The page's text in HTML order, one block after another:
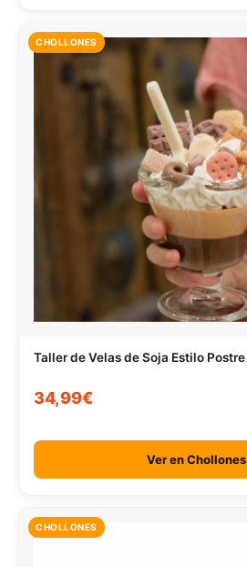
CHOLLONES
Taller de Velas de Soja Estilo Postre
34,99€
Ver en Chollones
CHOLLONES